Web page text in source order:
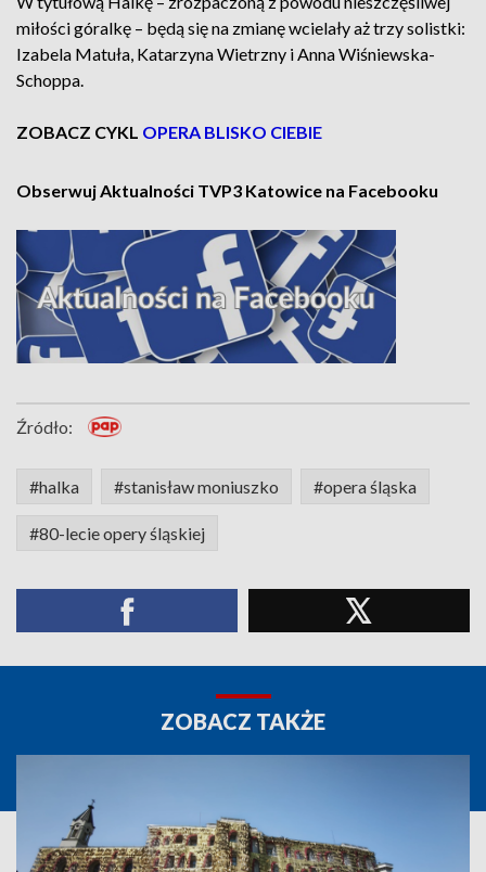
miłości góralkę – będą się na zmianę wcielały aż trzy solistki:
Izabela Matuła, Katarzyna Wietrzny i Anna Wiśniewska-
Schoppa.
ZOBACZ CYKL OPERA BLISKO CIEBIE
Obserwuj Aktualności TVP3 Katowice na Facebooku
Źródło:
#halka #stanisław moniuszko #opera śląska
#80-lecie opery śląskiej
ZOBACZ TAKŻE